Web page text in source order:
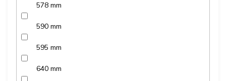
578 mm
590 mm
595 mm
640 mm